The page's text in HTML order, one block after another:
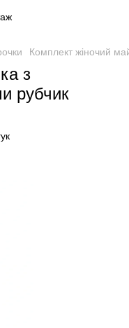
Комплект жіночий
з
рубчик